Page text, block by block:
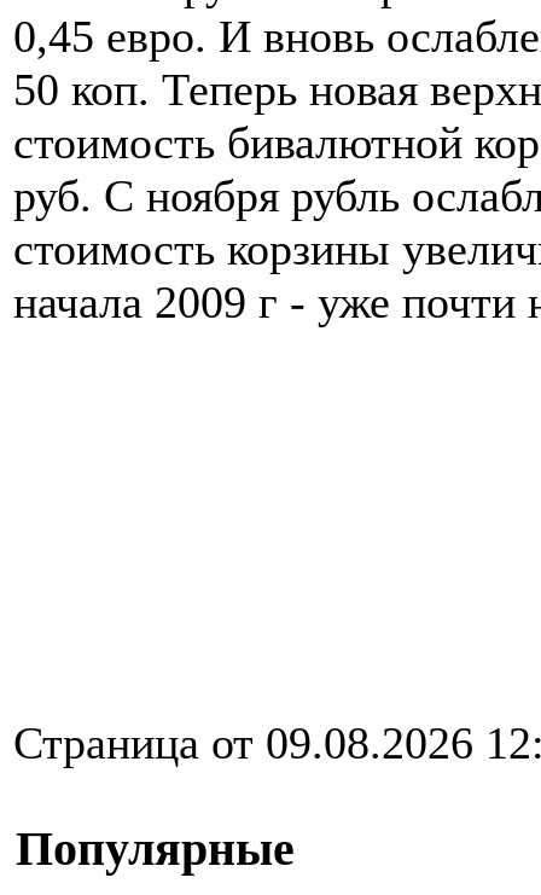
0,45 евро. И вновь
50 коп. Теперь новая
стоимость бивалютной
руб. С ноября рубль
стоимость корзины
начала 2009 г - уже почти
Страница от 09.08.2026
Популярные